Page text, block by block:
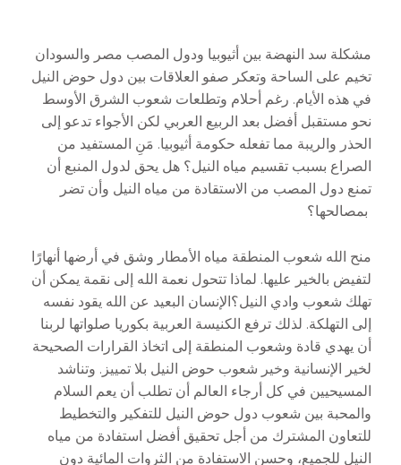
مشكلة سد النهضة بين أثيوبيا ودول المصب مصر والسودان
تخيم على الساحة وتعكر صفو العلاقات بين دول حوض النيل
في هذه الأيام. رغم أحلام وتطلعات شعوب الشرق الأوسط
نحو مستقبل أفضل بعد الربيع العربي لكن الأجواء تدعو إلى
الحذر والريبة مما تفعله حكومة أثيوبيا. مَنِ المستفيد من
الصراع بسبب تقسيم مياه النيل؟ هل يحق لدول المنبع أن
تمنع دول المصب من الاستقادة من مياه النيل وأن تضر
منح الله شعوب المنطقة مياه الأمطار وشق في أرضها أنهارًا
لتفيض بالخير عليها. لماذا تتحول نعمة الله إلى نقمة يمكن أن
تهلك شعوب وادي النيل؟الإنسان البعيد عن الله يقود نفسه
إلى التهلكة. لذلك ترفع الكنيسة العربية بكوريا صلواتها لربنا
أن يهدي قادة وشعوب المنطقة إلى اتخاذ القرارات الصحيحة
لخير الإنسانية وخير شعوب حوض النيل بلا تمييز. وتناشد
المسيحيين في كل أرجاء العالم أن تطلب أن يعم السلام
والمحبة بين شعوب دول حوض النيل للتفكير والتخطيط
للتعاون المشترك من أجل تحقيق أفضل استفادة من مياه
النيل للجميع، وحسن الاستفادة من الثروات المائية دون